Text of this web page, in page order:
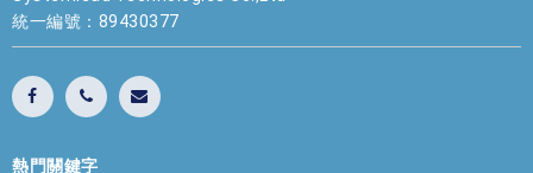
統一編號：89430377
熱門關鍵字